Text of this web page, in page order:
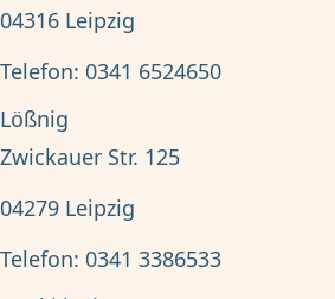
04316 Leipzig
Telefon: 0341 6524650
Lößnig
Zwickauer Str. 125
04279 Leipzig
Telefon: 0341 3386533